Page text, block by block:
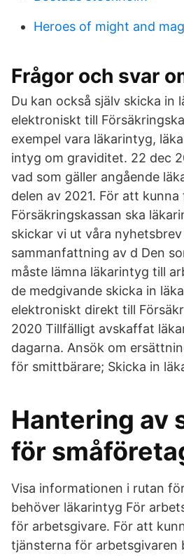
Heroes of might and
Frågor och svar
Du kan också själv skicka in
elektroniskt till
exempel vara läkarintyg,
intyg om graviditet. 22 dec
vad som gäller angående
delen av 2021. För att
Försäkringskassan ska
skickar vi ut våra nyhetsbrev
sammanfattning av d Den
måste lämna läkarintyg till
de medgivande skicka in
elektroniskt direkt till
2020 Tillfälligt avskaffat
dagarna. Ansök om
för smittbärare; Skicka in
Hantering av
för
Visa informationen i rutan
behöver läkarintyg För
för arbetsgivare. För att
tjänsterna för arbetsgivaren